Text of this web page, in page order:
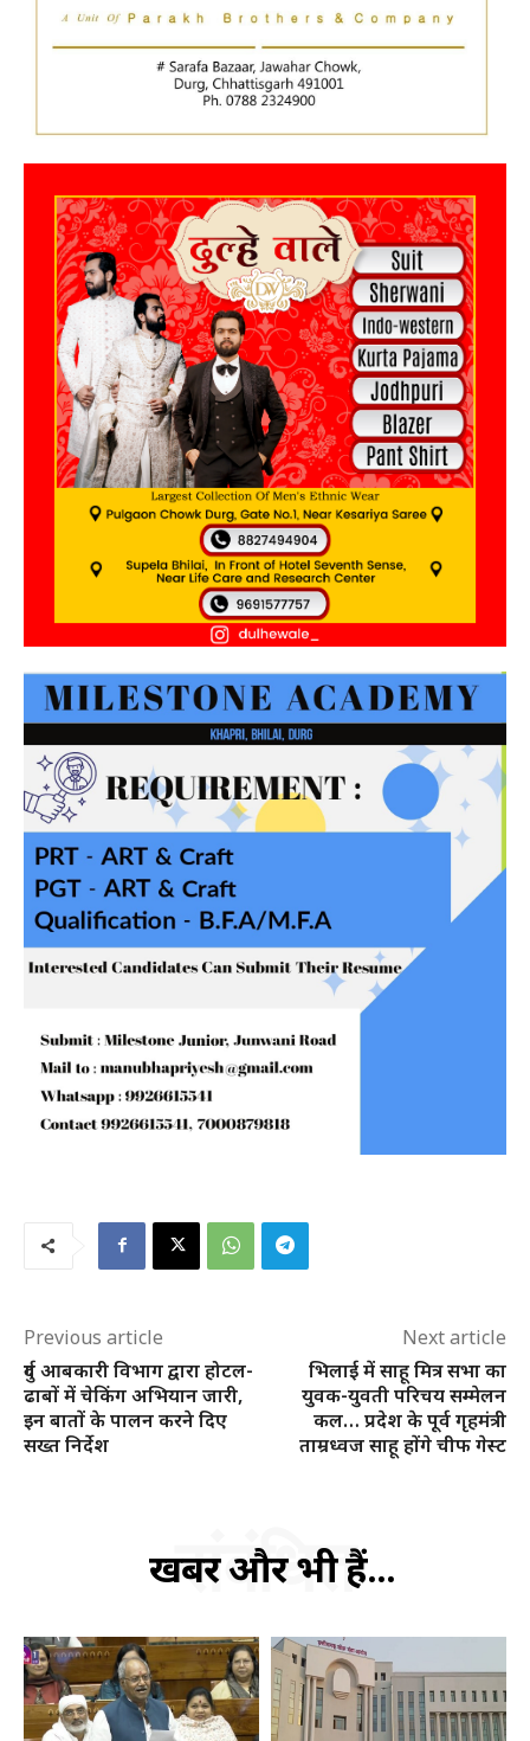
SUBSCRIBE NOW
क्विक लिंक्स
मुख्य पेज
हमारे बारे में
संपर्क करें
Previous article
दुर्ग आबकारी विभाग द्वारा होटल-
ढाबों में चेकिंग अभियान जारी,
इन बातों के पालन करने दिए
सख्त निर्देश
Next article
भिलाई में साहू मित्र सभा का
युवक-युवती परिचय सम्मेलन
कल… प्रदेश के पूर्व गृहमंत्री
ताम्रध्वज साहू होंगे चीफ गेस्ट
खबरें और भी हैं...
संबंधित